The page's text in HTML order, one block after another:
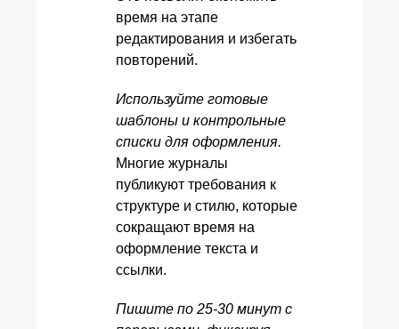
время на этапе
редактирования и избегать
повторений.
Используйте готовые
шаблоны и контрольные
списки для оформления.
Многие журналы
публикуют требования к
структуре и стилю, которые
сокращают время на
оформление текста и
ссылки.
Пишите по 25-30 минут с